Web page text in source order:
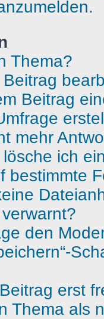
Thema?
Beitrag
mehr
ich
bestimmte
den
erst
Thema als